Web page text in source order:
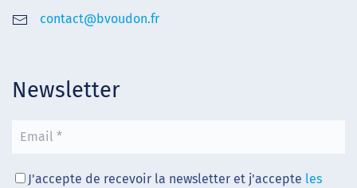
contact@bvoudon.fr
Newsletter
J'accepte de recevoir la newsletter et j'accepte les